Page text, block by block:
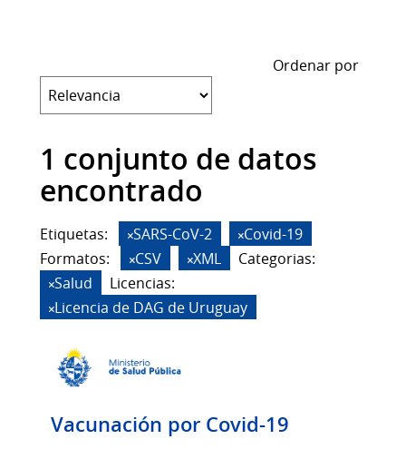
Ordenar por
1 conjunto de datos
encontrado
Etiquetas: SARS-CoV-2
Covid-19
Formatos:
CSV XML
Categorias:
Salud
Licencias:
Licencia de DAG de Uruguay
Vacunación por Covid-19